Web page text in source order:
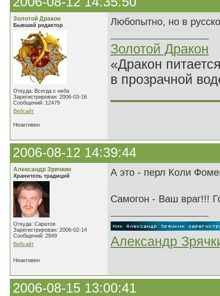
Золотой Дракон
Бывший редактор
Откуда: Всегда с неба
Зарегистрирован: 2006-03-16
Сообщений: 12479
Вебсайт
Любопытно, но в
Золотой Дракон
«Дракон
в прозрачной
Неактивен
2006-08-12 14:39:44
Александр Зрячкин
Хранитель традиций
Откуда: Саратов
Зарегистрирован: 2006-02-14
Сообщений: 2849
Вебсайт
А это - перл Коли
Самогон - Ваш враг!!!
Александр
Неактивен
2006-08-15 13:00:41